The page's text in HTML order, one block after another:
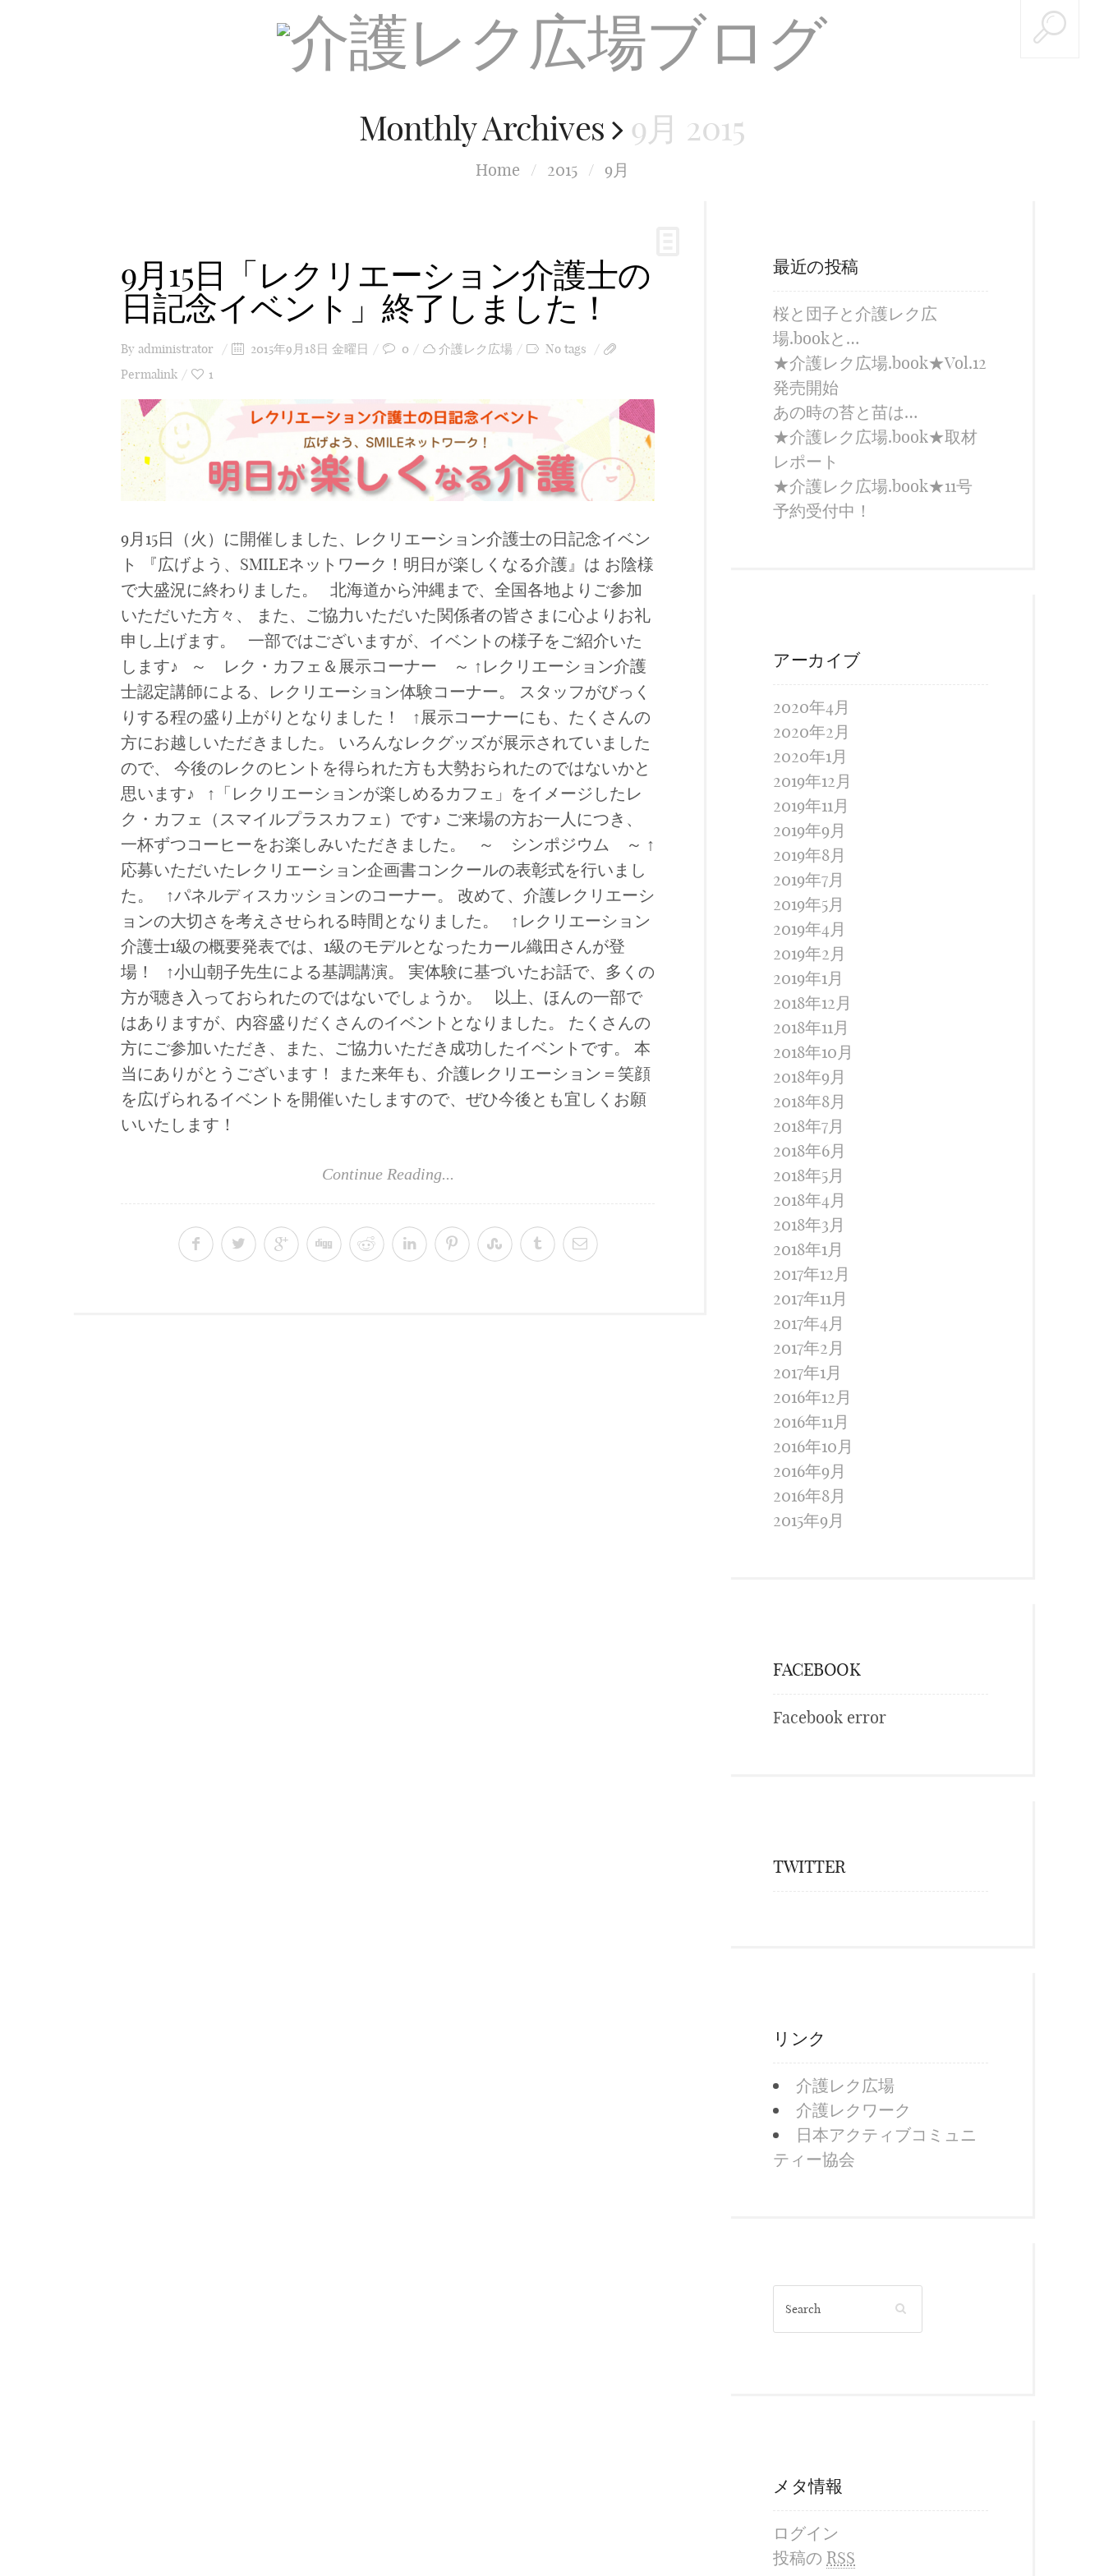
Monthly Archives 9月 2015
Home / 2015 / 9月
9月15日「レクリエーション介護士の
日記念イベント」終了しました！
By administrator 2015年9月18日 金曜日 0 介護レク広場
No tags
Permalink
1
9月15日（火）に開催しました、レクリエーション介護士の日記念イベン
ト 『広げよう、SMILEネットワーク！明日が楽しくなる介護』は お陰様
で大盛況に終わりました。 北海道から沖縄まで、全国各地よりご参加
いただいた方々、 また、ご協力いただいた関係者の皆さまに心よりお礼
申し上げます。 一部ではございますが、イベントの様子をご紹介いた
します♪ ～ レク・カフェ＆展示コーナー ～ ↑レクリエーション介護
士認定講師による、レクリエーション体験コーナー。 スタッフがびっく
りする程の盛り上がりとなりました！ ↑展示コーナーにも、たくさんの
方にお越しいただきました。 いろんなレクグッズが展示されていました
ので、 今後のレクのヒントを得られた方も大勢おられたのではないかと
思います♪ ↑「レクリエーションが楽しめるカフェ」をイメージしたレ
ク・カフェ（スマイルプラスカフェ）です♪ ご来場の方お一人につき、
一杯ずつコーヒーをお楽しみいただきました。 ～ シンポジウム ～ ↑
応募いただいたレクリエーション企画書コンクールの表彰式を行いまし
た。 ↑パネルディスカッションのコーナー。 改めて、介護レクリエーシ
ョンの大切さを考えさせられる時間となりました。 ↑レクリエーション
介護士1級の概要発表では、1級のモデルとなったカール織田さんが登
場！ ↑小山朝子先生による基調講演。 実体験に基づいたお話で、多くの
方が聴き入っておられたのではないでしょうか。 以上、ほんの一部で
はありますが、内容盛りだくさんのイベントとなりました。 たくさんの
方にご参加いただき、また、ご協力いただき成功したイベントです。 本
当にありがとうございます！ また来年も、介護レクリエーション＝笑顔
を広げられるイベントを開催いたしますので、ぜひ今後とも宜しくお願
いいたします！
Continue Reading...
最近の投稿
桜と団子と介護レク広
場.bookと…
★介護レク広場.book★Vol.12
発売開始
あの時の苔と苗は…
★介護レク広場.book★取材
レポート
★介護レク広場.book★11号
予約受付中！
アーカイブ
2020年4月
2020年2月
2020年1月
2019年12月
2019年11月
2019年9月
2019年8月
2019年7月
2019年5月
2019年4月
2019年2月
2019年1月
2018年12月
2018年11月
2018年10月
2018年9月
2018年8月
2018年7月
2018年6月
2018年5月
2018年4月
2018年3月
2018年1月
2017年12月
2017年11月
2017年4月
2017年2月
2017年1月
2016年12月
2016年11月
2016年10月
2016年9月
2016年8月
2015年9月
FACEBOOK
Facebook error
TWITTER
リンク
介護レク広場
介護レクワーク
日本アクティブコミュニ
ティー協会
メタ情報
ログイン
投稿の RSS